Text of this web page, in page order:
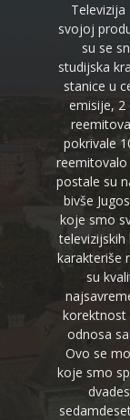
svojoj
su se
studijska
stanice u
emisije, 2
pokrivale
reemitovalo
postale su
bivše
koje smo
televizijskih
karakteriše
su
korektnost
odnosa
Ovo se
koje smo